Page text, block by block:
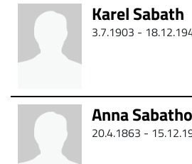
Karel Sabath
3.7.1903 -
Anna
20.4.1863 -